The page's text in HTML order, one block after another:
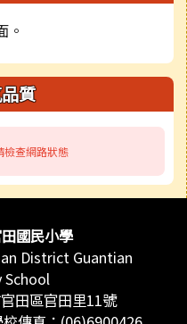
。
質
查網路狀態
國民小學
District Guantian
School
田區官田里11號